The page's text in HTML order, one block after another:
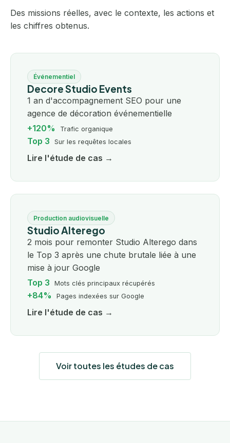
Des missions réelles, avec le contexte, les actions et
les chiffres obtenus.
Événementiel
Decore Studio Events
1 an d'accompagnement SEO pour une
agence de décoration événementielle
+120%
Trafic organique
Top 3 Sur les requêtes locales
Lire l'étude de cas →
Production audiovisuelle
Studio Alterego
2 mois pour remonter Studio Alterego dans
le Top 3 après une chute brutale liée à une
mise à jour Google
Top 3
Mots clés principaux récupérés
+84% Pages indexées sur Google
Lire l'étude de cas →
Voir toutes les études de cas